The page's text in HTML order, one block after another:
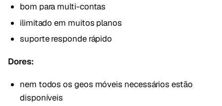
bom para multi-contas
ilimitado em muitos planos
suporte responde rápido
Dores:
nem todos os geos móveis necessários estão
disponíveis